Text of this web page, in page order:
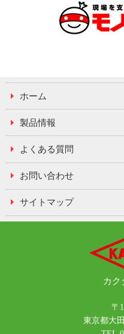
ホーム
製品情報
よくある質問
お問い合わせ
サイトマップ
カク
〒
東京都大